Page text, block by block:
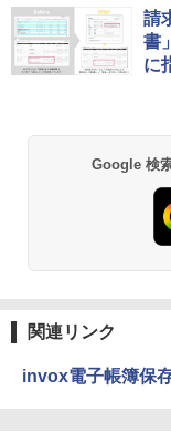
請
書
に
Google 検
関連リンク
invox電子帳簿保